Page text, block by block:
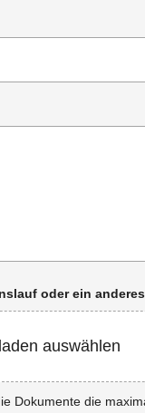
oder ein
auswählen
Dokumente die